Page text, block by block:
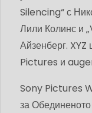
Silencing“ с
Лили Колинс и
Айзенберг.
Pictures и
Sony Pictures
за